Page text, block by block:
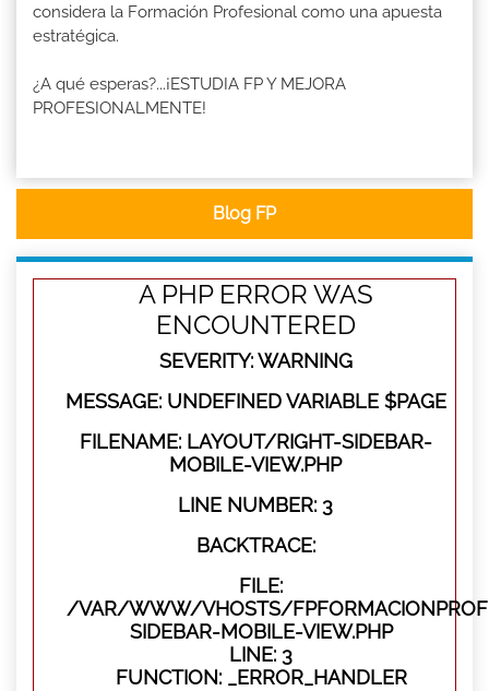
considera la Formación Profesional como una apuesta
estratégica.
¿A qué esperas?...¡ESTUDIA FP Y MEJORA
PROFESIONALMENTE!
Blog FP
A PHP ERROR WAS
ENCOUNTERED
SEVERITY: WARNING
MESSAGE: UNDEFINED VARIABLE $PAGE
FILENAME: LAYOUT/RIGHT-SIDEBAR-
MOBILE-VIEW.PHP
LINE NUMBER: 3
BACKTRACE:
FILE:
/VAR/WWW/VHOSTS/
SIDEBAR-MOBILE-VIEW.PHP
LINE: 3
FUNCTION: _ERROR_HANDLER